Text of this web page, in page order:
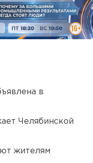
в
Челябинской
жителям